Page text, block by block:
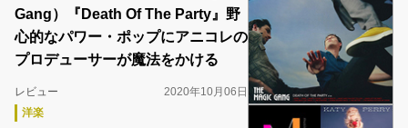
Gang）『Death Of The Party』野
心的なパワー・ポップにアニコレの
プロデューサーが魔法をかける
レビュー
2020年10月06日
洋楽